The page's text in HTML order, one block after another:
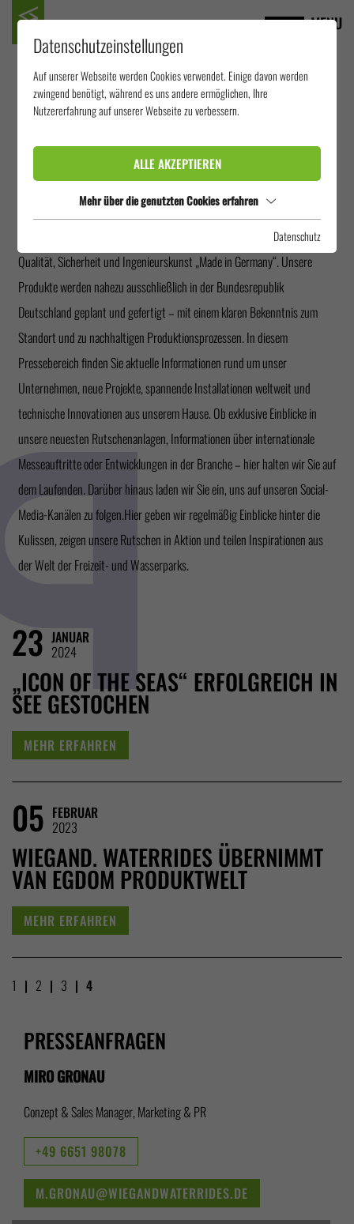
MENU
PRESSEMELDUNGEN
WELTWEIT.
Als Hersteller von Wasserrutschen, Reifenrutschen, Röhrenrutschen,
Breitwellenrutschen und weiteren innovativen Attraktionen aus Edelstahl
und glasfaserverstärktem Kunststoff (GFK) stehen wir für höchste
Qualität, Sicherheit und Ingenieurskunst „Made in Germany“. Unsere
Produkte werden nahezu ausschließlich in der Bundesrepublik
Deutschland geplant und gefertigt – mit einem klaren Bekenntnis zum
Standort und zu nachhaltigen Produktionsprozessen. In diesem
Pressebereich finden Sie aktuelle Informationen rund um unser
Unternehmen, neue Projekte, spannende Installationen weltweit und
technische Innovationen aus unserem Hause. Ob exklusive Einblicke in
unsere neuesten Rutschenanlagen, Informationen über internationale
Messeauftritte oder Entwicklungen in der Branche – hier halten wir Sie auf
dem Laufenden. Darüber hinaus laden wir Sie ein, uns auf unseren Social-
Media-Kanälen zu folgen.Hier geben wir regelmäßig Einblicke hinter die
Kulissen, zeigen unsere Rutschen in Aktion und teilen Inspirationen aus
der Welt der Freizeit- und Wasserparks.
23 JANUAR
2024
„ICON OF THE SEAS“ ERFOLGREICH IN
SEE GESTOCHEN
MEHR ERFAHREN
05 FEBRUAR
2023
WIEGAND. WATERRIDES ÜBERNIMMT
VAN EGDOM PRODUKTWELT
MEHR ERFAHREN
1 2 3 4
PRESSEANFRAGEN
MIRO GRONAU
Conzept & Sales Manager, Marketing & PR
+49 6651 98078
M.GRONAU@WIEGANDWATERRIDES.DE
Datenschutzeinstellungen
Auf unserer Webseite werden Cookies verwendet. Einige davon werden
zwingend benötigt, während es uns andere ermöglichen, Ihre
Nutzererfahrung auf unserer Webseite zu verbessern.
ALLE AKZEPTIEREN
Mehr über die genutzten Cookies erfahren
Datenschutz